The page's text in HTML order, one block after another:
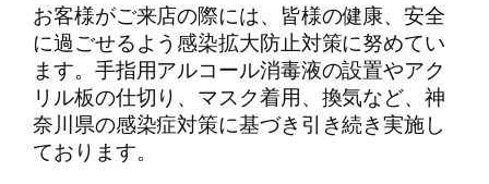
お客様がご来店の際には、皆様の健康、安全
に過ごせるよう感染拡大防止対策に努めてい
ます。手指用アルコール消毒液の設置やアク
リル板の仕切り、マスク着用、換気など、神
奈川県の感染症対策に基づき引き続き実施し
ております。